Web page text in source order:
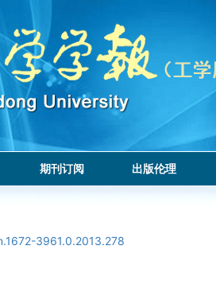
期刊订阅 出版伦理
3961.0.2013.278